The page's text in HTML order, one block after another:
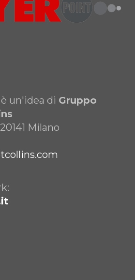
è un'idea di Gruppo
Milano